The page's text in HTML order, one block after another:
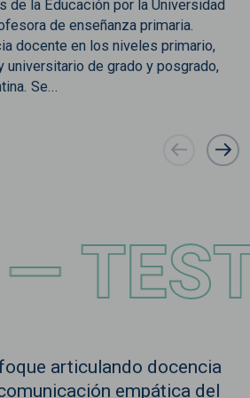
de la Educación por la Universidad
de enseñanza primaria.
docente en los niveles primario,
universitario de grado y posgrado,
Se...
articulando docencia
empática del